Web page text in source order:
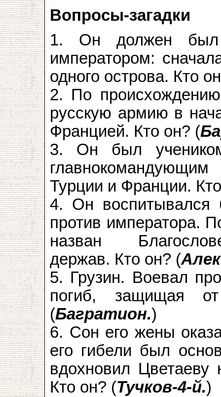
Вопросы-загадки
1. Он должен был
императором:
одного острова. Кто
2. По
русскую армию в
Францией. Кто он? (
3. Он был
Турции и Франции.
4. Он воспитывался
против императора.
назван
держав. Кто он? (
5. Грузин. Воевал
погиб, защищая
(Багратион.)
6. Сон его жены
его гибели был
вдохновил Цветаеву
Кто он? (Тучков-4-й.)